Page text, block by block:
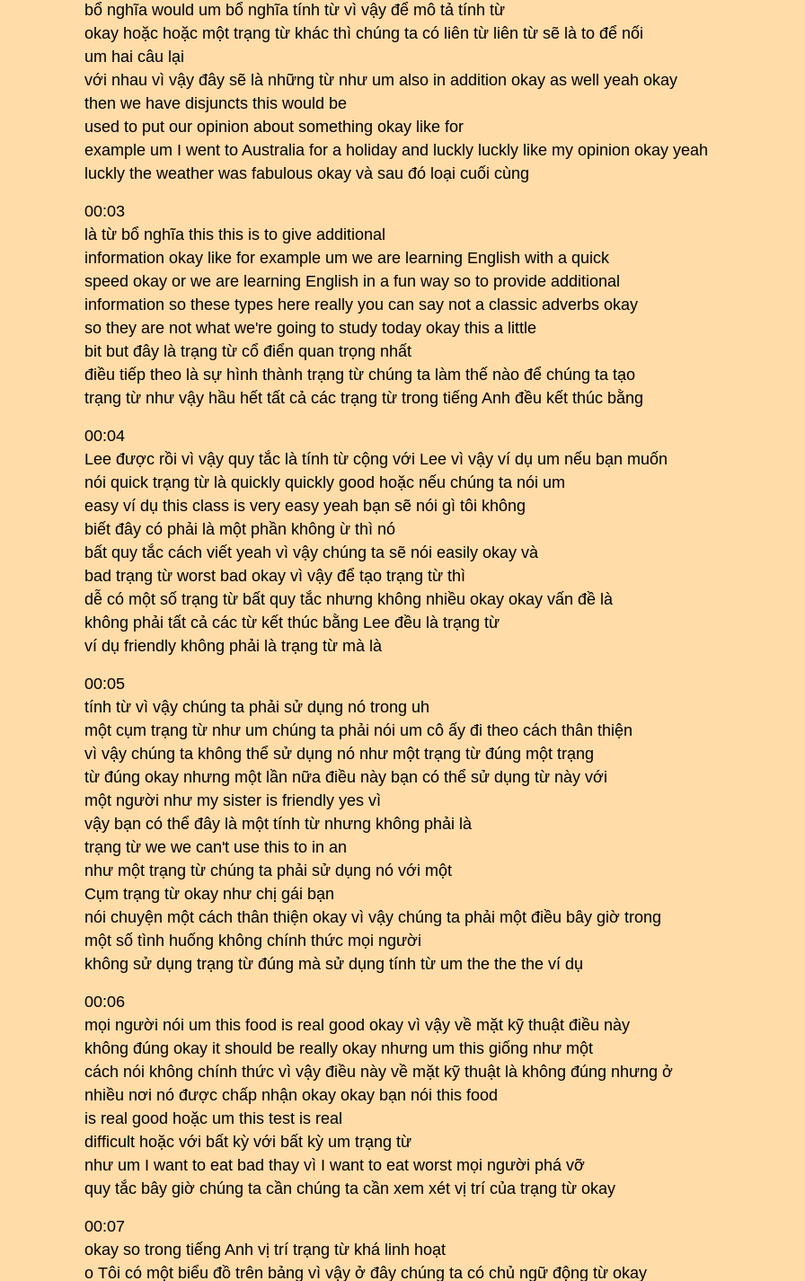
bổ nghĩa would um bổ nghĩa tính từ vì vậy để mô tả tính từ
okay hoặc hoặc một trạng từ khác thì chúng ta có liên từ liên từ sẽ là to để nối
um hai câu lại
với nhau vì vậy đây sẽ là những từ như um also in addition okay as well yeah okay
then we have disjuncts this would be
used to put our opinion about something okay like for
example um I went to Australia for a holiday and luckly luckly like my opinion okay yeah
luckly the weather was fabulous okay và sau đó loại cuối cùng
00:03
là từ bổ nghĩa this this is to give additional
information okay like for example um we are learning English with a quick
speed okay or we are learning English in a fun way so to provide additional
information so these types here really you can say not a classic adverbs okay
so they are not what we're going to study today okay this a little
bit but đây là trạng từ cổ điển quan trọng nhất
điều tiếp theo là sự hình thành trạng từ chúng ta làm thế nào để chúng ta tạo
trạng từ như vậy hầu hết tất cả các trạng từ trong tiếng Anh đều kết thúc bằng
00:04
Lee được rồi vì vậy quy tắc là tính từ cộng với Lee vì vậy ví dụ um nếu bạn muốn
nói quick trạng từ là quickly quickly good hoặc nếu chúng ta nói um
easy ví dụ this class is very easy yeah bạn sẽ nói gì tôi không
biết đây có phải là một phần không ừ thì nó
bất quy tắc cách viết yeah vì vậy chúng ta sẽ nói easily okay và
bad trạng từ worst bad okay vì vậy để tạo trạng từ thì
dễ có một số trạng từ bất quy tắc nhưng không nhiều okay okay vấn đề là
không phải tất cả các từ kết thúc bằng Lee đều là trạng từ
ví dụ friendly không phải là trạng từ mà là
00:05
tính từ vì vậy chúng ta phải sử dụng nó trong uh
một cụm trạng từ như um chúng ta phải nói um cô ấy đi theo cách thân thiện
vì vậy chúng ta không thể sử dụng nó như một trạng từ đúng một trạng
từ đúng okay nhưng một lần nữa điều này bạn có thể sử dụng từ này với
một người như my sister is friendly yes vì
vậy bạn có thể đây là một tính từ nhưng không phải là
trạng từ we we can't use this to in an
như một trạng từ chúng ta phải sử dụng nó với một
Cụm trạng từ okay như chị gái bạn
nói chuyện một cách thân thiện okay vì vậy chúng ta phải một điều bây giờ trong
một số tình huống không chính thức mọi người
không sử dụng trạng từ đúng mà sử dụng tính từ um the the the ví dụ
00:06
mọi người nói um this food is real good okay vì vậy về mặt kỹ thuật điều này
không đúng okay it should be really okay nhưng um this giống như một
cách nói không chính thức vì vậy điều này về mặt kỹ thuật là không đúng nhưng ở
nhiều nơi nó được chấp nhận okay okay bạn nói this food
is real good hoặc um this test is real
difficult hoặc với bất kỳ với bất kỳ um trạng từ
như um I want to eat bad thay vì I want to eat worst mọi người phá vỡ
quy tắc bây giờ chúng ta cần chúng ta cần xem xét vị trí của trạng từ okay
00:07
okay so trong tiếng Anh vị trí trạng từ khá linh hoạt
o Tôi có một biểu đồ trên bảng vì vậy ở đây chúng ta có chủ ngữ động từ okay